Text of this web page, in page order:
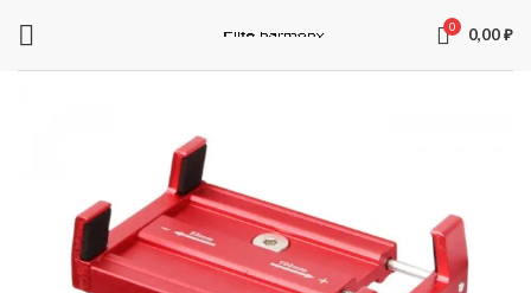
0 0,00₽
ЗАПЧАСТИ ДЛЯ ЭЛЕКТРОСАМОКАТОВ
Аккумуляторы